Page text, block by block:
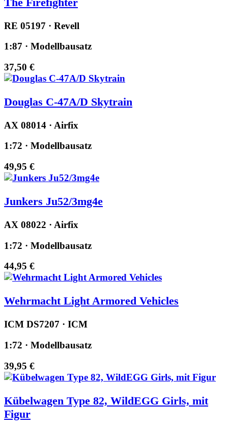
RE 05197 · Revell
1:87 · Modellbausatz
37,50 €
Douglas C-47A/D Skytrain
AX 08014 · Airfix
1:72 · Modellbausatz
49,95 €
Junkers Ju52/3mg4e
AX 08022 · Airfix
1:72 · Modellbausatz
44,95 €
Wehrmacht Light Armored Vehicles
ICM DS7207 · ICM
1:72 · Modellbausatz
39,95 €
Kübelwagen Type 82, WildEGG Girls, mit
Figur